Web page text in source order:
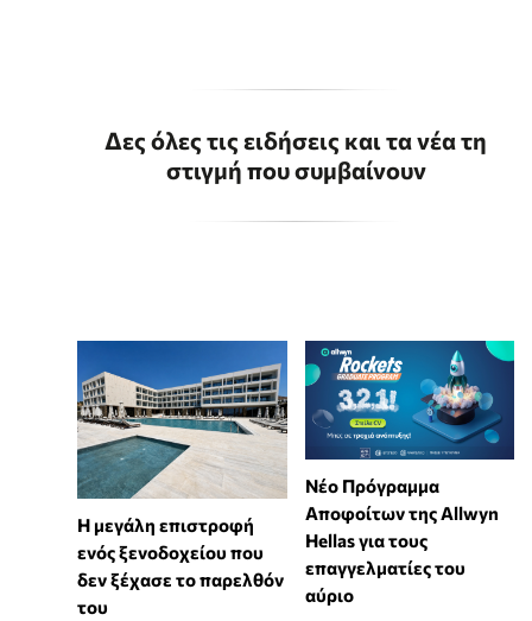
Δες όλες τις ειδήσεις και τα νέα τη
στιγμή που συμβαίνουν
Η μεγάλη επιστροφή
ενός ξενοδοχείου που
δεν ξέχασε το παρελθόν
του
Νέο Πρόγραμμα
Αποφοίτων της Allwyn
Hellas για τους
επαγγελματίες του
αύριο